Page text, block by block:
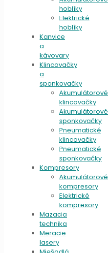
hoblíky
Elektrické
hoblíky
Kanvice
a
kávovary
Klincovačky
a
sponkovačky
Akumulátorové
klincovačky
Akumulátorové
sponkovačky
Pneumatické
klincovačky
Pneumatické
sponkovačky
Kompresory
Akumulátorové
kompresory
Elektrické
kompresory
Mazacia
technika
Meracie
lasery